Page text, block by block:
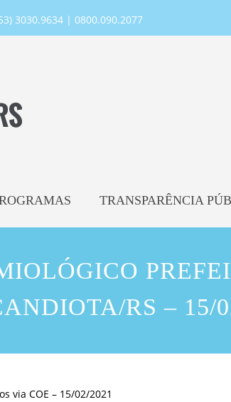
3030.9634 | 0800.090.2077
TRANSPARÊNCIA
RS – 15/
via COE – 15/02/2021